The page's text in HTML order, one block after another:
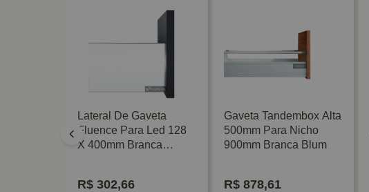
Lateral De Gaveta
Fluence Para Led 128
X 400mm Branca
R$ 302,66
Gaveta Tandembox Alta
500mm Para Nicho
900mm Branca Blum
R$878,61